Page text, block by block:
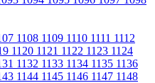
1108 1109 1110 1111 1112
1120 1121 1122 1123 1124
1132 1133 1134 1135 1136
1144 1145 1146 1147 1148